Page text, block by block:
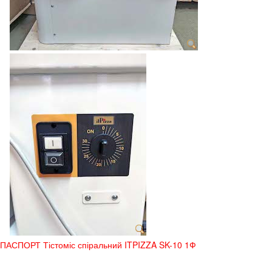
ПАСПОРТ Тістоміс спіральний ITPIZZA SK-10 1Ф